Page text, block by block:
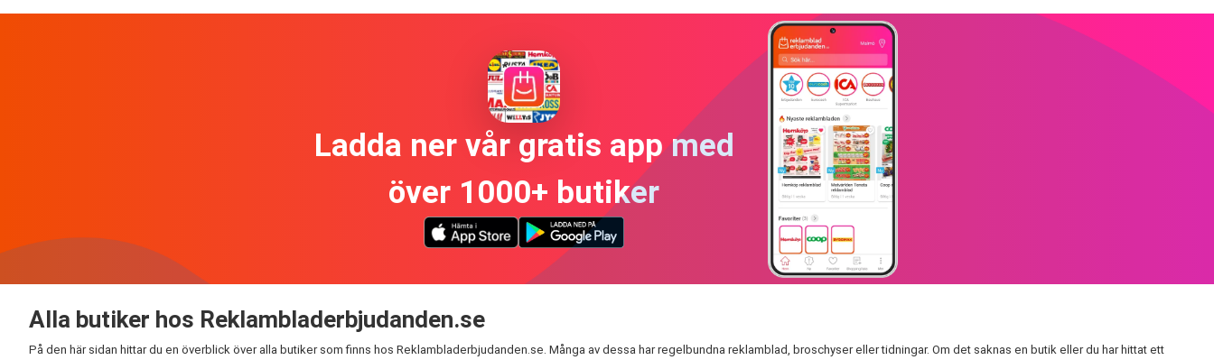
Ladda ner vår gratis app med
över 1000+ butiker
Alla butiker hos Reklambladerbjudanden.se
På den här sidan hittar du en överblick över alla butiker som finns hos Reklambladerbjudanden.se. Många av dessa har regelbundna reklamblad, broschyser eller tidningar. Om det saknas en butik eller du har hittat ett